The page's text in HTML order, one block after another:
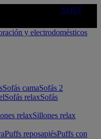
AQUÍ
Sofás camaSofás 2
Sofás relaxSofás
relaxSillones relax
Puffs reposapiésPuffs con